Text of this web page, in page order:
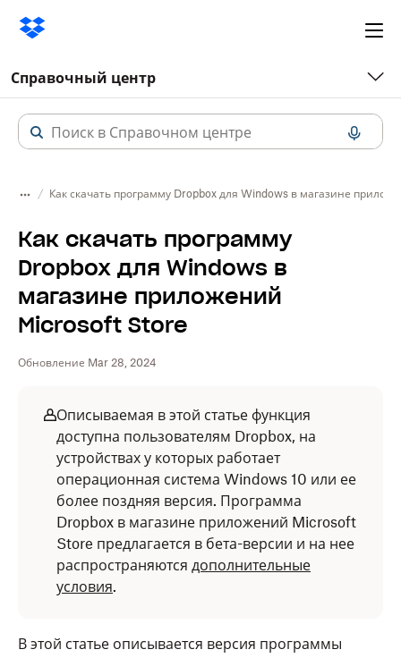
Справочный центр
Как скачать программу Dropbox для Windows в магазине
Как скачать программу
Dropbox для Windows в
магазине приложений
Microsoft Store
Обновление Mar 28, 2024
Описываемая в этой статье функция
доступна пользователям Dropbox, на
устройствах у которых работает
операционная система Windows 10 или ее
более поздняя версия. Программа
Dropbox в магазине приложений Microsoft
Store предлагается в бета-версии и на нее
распространяются дополнительные
условия.
В этой статье описывается версия программы